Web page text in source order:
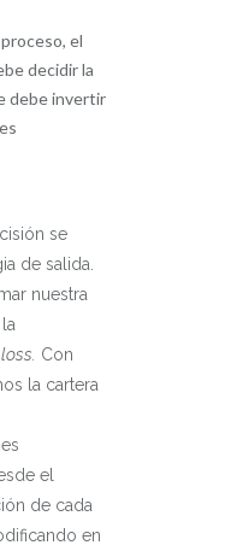
el
decidir la
debe invertir
se
de salida.
nuestra
Con
la cartera
el
de cada
en